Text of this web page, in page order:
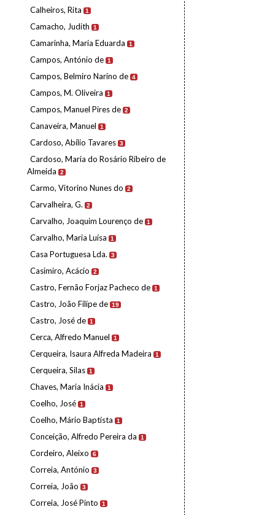
Calheiros, Rita 1
Camacho, Judith 1
Camarinha, Maria Eduarda 1
Campos, António de 1
Campos, Belmiro Narino de 4
Campos, M. Oliveira 1
Campos, Manuel Pires de 2
Canaveira, Manuel 1
Cardoso, Abílio Tavares 3
Cardoso, Maria do Rosário Ribeiro de
Almeida
2
Carmo, Vitorino Nunes do 2
Carvalheira, G. 2
Carvalho, Joaquim Lourenço de 1
Carvalho, Maria Luísa 1
Casa Portuguesa Lda. 3
Casimiro, Acácio 2
Castro, Fernão Forjaz Pacheco de 1
Castro, João Filipe de 19
Castro, José de 1
Cerca, Alfredo Manuel 1
Cerqueira, Isaura Alfreda Madeira 1
Cerqueira, Silas 1
Chaves, Maria Inácia 1
Coelho, José 1
Coelho, Mário Baptista 1
Conceição, Alfredo Pereira da 1
Cordeiro, Aleixo 6
Correia, António 3
Correia, João 3
Correia, José Pinto 1